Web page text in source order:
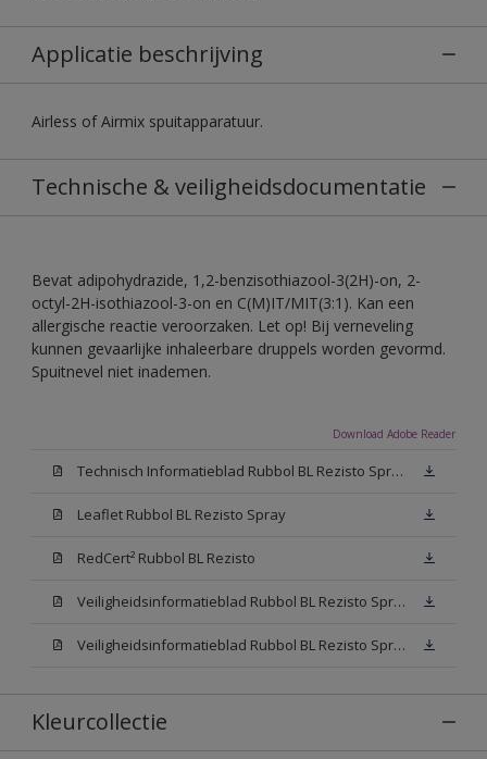
Applicatie beschrijving
Airless of Airmix spuitapparatuur.
Technische & veiligheidsdocumentatie
Bevat adipohydrazide, 1,2-benzisothiazool-3(2H)-on, 2-
octyl-2H-isothiazool-3-on en C(M)IT/MIT(3:1). Kan een
allergische reactie veroorzaken. Let op! Bij verneveling
kunnen gevaarlijke inhaleerbare druppels worden gevormd.
Spuitnevel niet inademen.
Download Adobe Reader
Technisch Informatieblad Rubbol BL Rezisto Spray (PDF)
Leaflet Rubbol BL Rezisto Spray
RedCert² Rubbol BL Rezisto
Veiligheidsinformatieblad Rubbol BL Rezisto Spray W05 (MSDS)
Veiligheidsinformatieblad Rubbol BL Rezisto Spray N00 (MSDS)
Kleurcollectie